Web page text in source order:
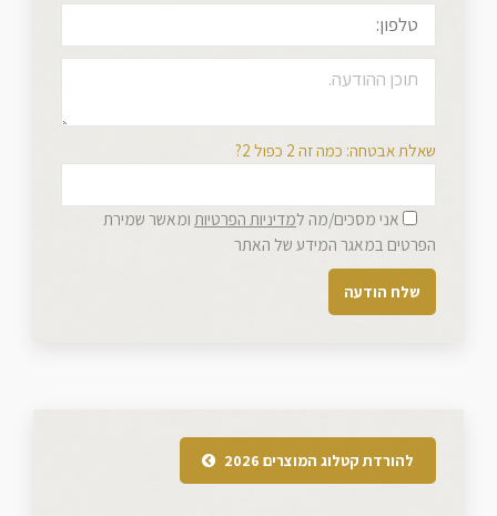
שאלת אבטחה: כמה זה 2 כפול 2?
אני מסכים/מה למדיניות הפרטיות ומאשר שמירת
הפרטים במאגר המידע של האתר
להורדת קטלוג המוצרים 2026